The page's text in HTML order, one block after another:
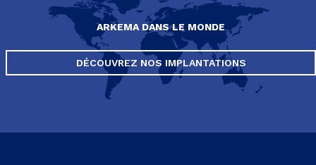
ARKEMA DANS LE MONDE
DÉCOUVREZ NOS IMPLANTATIONS